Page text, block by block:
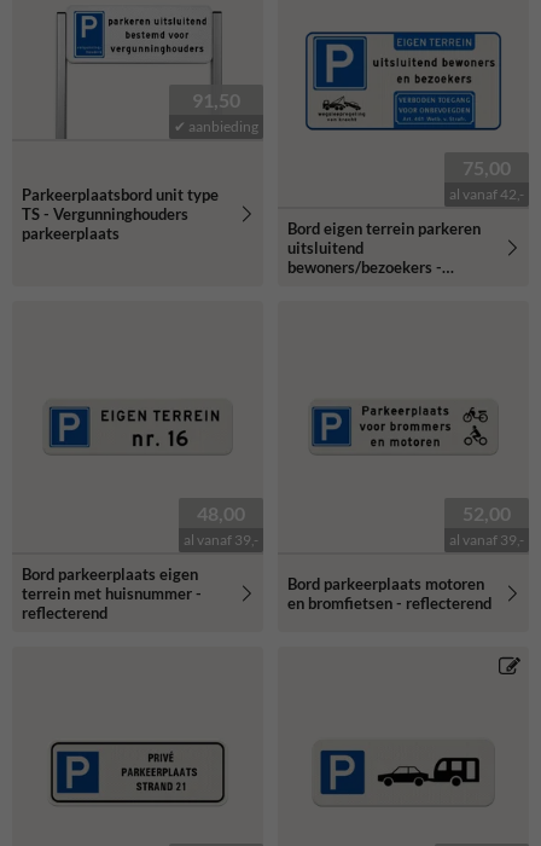
91,50
✔ aanbieding
Parkeerplaatsbord unit type
TS - Vergunninghouders
parkeerplaats
75,00
al vanaf 42,-
Bord eigen terrein parkeren
uitsluitend
bewoners/bezoekers -
48,00
al vanaf 39,-
Bord parkeerplaats eigen
terrein met huisnummer -
reflecterend
52,00
al vanaf 39,-
Bord parkeerplaats motoren
en bromfietsen - reflecterend